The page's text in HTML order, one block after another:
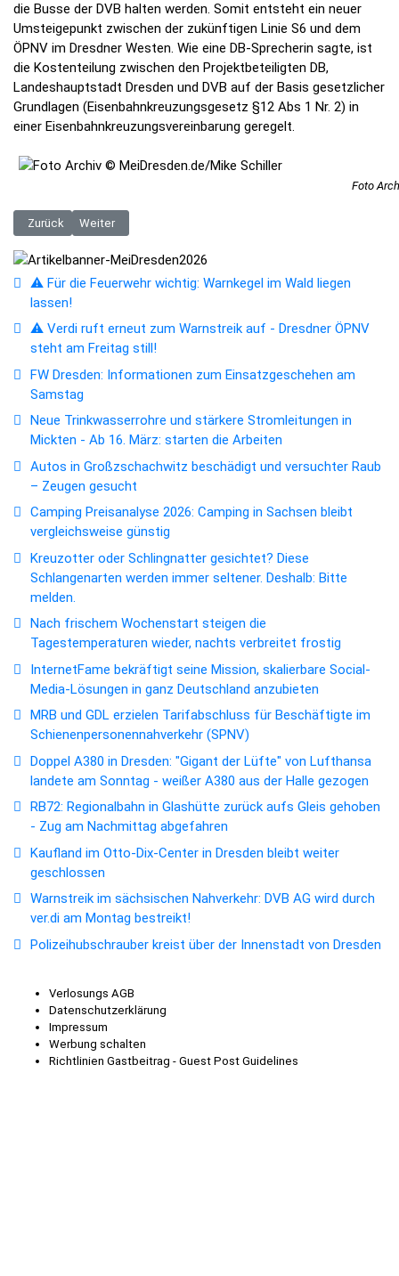
die Busse der DVB halten werden. Somit entsteht ein neuer
Umsteigepunkt zwischen der zukünftigen Linie S6 und dem
ÖPNV im Dresdner Westen. Wie eine DB-Sprecherin sagte, ist
die Kostenteilung zwischen den Projektbeteiligten DB,
Landeshauptstadt Dresden und DVB auf der Basis gesetzlicher
Grundlagen (Eisenbahnkreuzungsgesetz §12 Abs 1 Nr. 2) in
einer Eisenbahnkreuzungsvereinbarung geregelt.
Foto
Vorheriger Beitrag: Erneuter Besucherrekord: Der 28. Dresdner
Zurück Nächster Beitrag: Babybilanz 2025: Im Uniklinikum Dresden
Weiter
⚠️ Für die Feuerwehr wichtig: Warnkegel im Wald liegen
lassen!
⚠️ Verdi ruft erneut zum Warnstreik auf - Dresdner ÖPNV
steht am Freitag still!
FW Dresden: Informationen zum Einsatzgeschehen am
Samstag
Neue Trinkwasserrohre und stärkere Stromleitungen in
Mickten - Ab 16. März: starten die Arbeiten
Autos in Großzschachwitz beschädigt und versuchter Raub
– Zeugen gesucht
Camping Preisanalyse 2026: Camping in Sachsen bleibt
vergleichsweise günstig
Kreuzotter oder Schlingnatter gesichtet? Diese
Schlangenarten werden immer seltener. Deshalb: Bitte
melden.
Nach frischem Wochenstart steigen die
Tagestemperaturen wieder, nachts verbreitet frostig
InternetFame bekräftigt seine Mission, skalierbare Social-
Media-Lösungen in ganz Deutschland anzubieten
MRB und GDL erzielen Tarifabschluss für Beschäftigte im
Schienenpersonennahverkehr (SPNV)
Doppel A380 in Dresden: "Gigant der Lüfte" von Lufthansa
landete am Sonntag - weißer A380 aus der Halle gezogen
RB72: Regionalbahn in Glashütte zurück aufs Gleis gehoben
- Zug am Nachmittag abgefahren
Kaufland im Otto-Dix-Center in Dresden bleibt weiter
geschlossen
Warnstreik im sächsischen Nahverkehr: DVB AG wird durch
ver.di am Montag bestreikt!
Polizeihubschrauber kreist über der Innenstadt von Dresden
Verlosungs AGB
Datenschutzerklärung
Impressum
Werbung schalten
Richtlinien Gastbeitrag - Guest Post Guidelines